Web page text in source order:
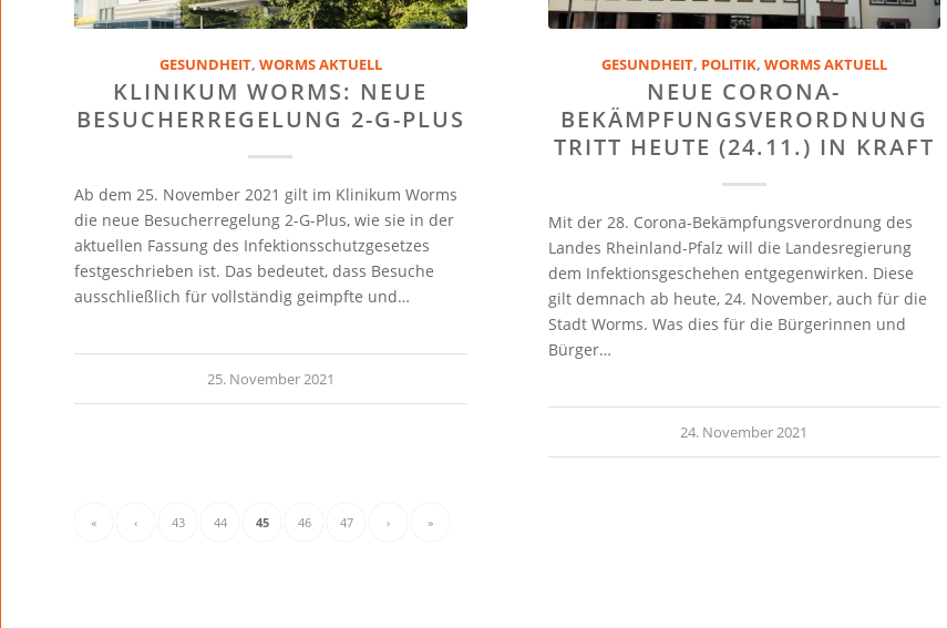
GESUNDHEIT, WORMS AKTUELL
KLINIKUM WORMS: NEUE
BESUCHERREGELUNG 2-G-PLUS
Ab dem 25. November 2021 gilt im Klinikum Worms
die neue Besucherregelung 2-G-Plus, wie sie in der
aktuellen Fassung des Infektionsschutzgesetzes
festgeschrieben ist. Das bedeutet, dass Besuche
ausschließlich für vollständig geimpfte und…
25. November 2021
GESUNDHEIT, POLITIK, WORMS AKTUELL
NEUE CORONA-
BEKÄMPFUNGSVERORDNUNG
TRITT HEUTE (24.11.) IN KRAFT
Mit der 28. Corona-Bekämpfungsverordnung des
Landes Rheinland-Pfalz will die Landesregierung
dem Infektionsgeschehen entgegenwirken. Diese
gilt demnach ab heute, 24. November, auch für die
Stadt Worms. Was dies für die Bürgerinnen und
Bürger…
24. November 2021
« ‹ 43 44 45 46 47 › »